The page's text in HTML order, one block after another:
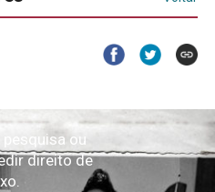
ou
direito de